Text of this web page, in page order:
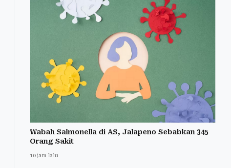
Wabah Salmonella di AS, Jalapeno Sebabkan 345
Orang Sakit
10 jam lalu